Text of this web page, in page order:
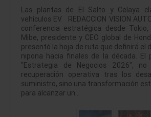
Las plantas de El Salto y Celaya
vehículos EV REDACCION VISION
conferencia estratégica desde
Mibe, presidente y CEO global de
presentó la hoja de ruta que definirá el
nipona hacia finales de la década. El
"Estrategia de Negocios 2026",
recuperación operativa tras los
suministro, sino una transformación
para alcanzar un…